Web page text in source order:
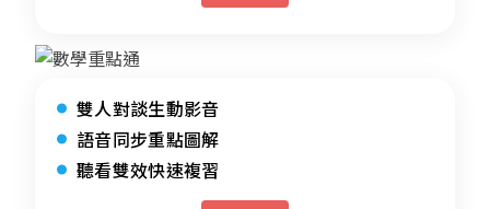
雙人對談生動影音
語音同步重點圖解
聽看雙效快速複習